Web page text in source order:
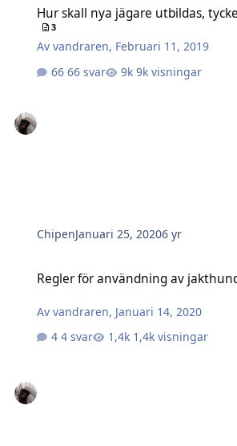
Hur skall nya jägare utbildas,
3
Avvandraren, Februari 11, 2019
66 svar
9k visningar
ChipenJanuari 25, 20206 yr
Regler för användning av
Avvandraren, Januari 14, 2020
4 svar
1,4k visningar